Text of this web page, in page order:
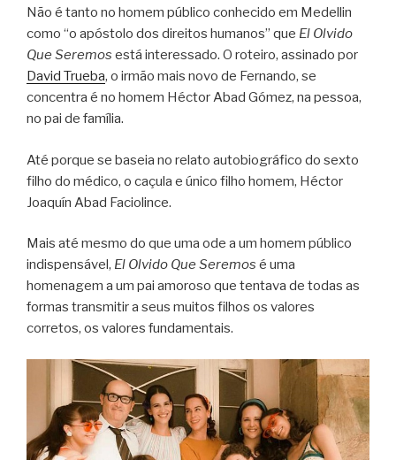
Não é tanto no homem público conhecido em Medellin
como “o apóstolo dos direitos humanos” que El Olvido
Que Seremos está interessado. O roteiro, assinado por
David Trueba, o irmão mais novo de Fernando, se
concentra é no homem Héctor Abad Gómez, na pessoa,
no pai de família.
Até porque se baseia no relato autobiográfico do sexto
filho do médico, o caçula e único filho homem, Héctor
Joaquín Abad Faciolince.
Mais até mesmo do que uma ode a um homem público
indispensável, El Olvido Que Seremos é uma
homenagem a um pai amoroso que tentava de todas as
formas transmitir a seus muitos filhos os valores
corretos, os valores fundamentais.